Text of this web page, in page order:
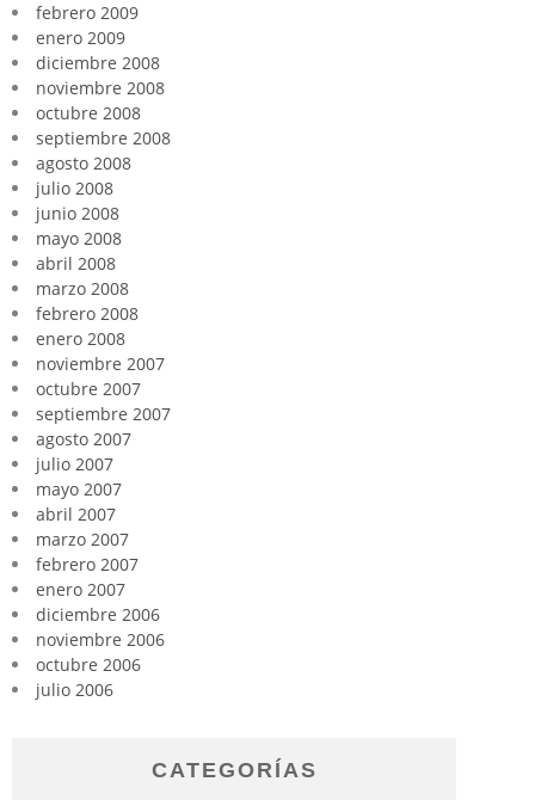
febrero 2009
enero 2009
diciembre 2008
noviembre 2008
octubre 2008
septiembre 2008
agosto 2008
julio 2008
junio 2008
mayo 2008
abril 2008
marzo 2008
febrero 2008
enero 2008
noviembre 2007
octubre 2007
septiembre 2007
agosto 2007
julio 2007
mayo 2007
abril 2007
marzo 2007
febrero 2007
enero 2007
diciembre 2006
noviembre 2006
octubre 2006
julio 2006
CATEGORÍAS